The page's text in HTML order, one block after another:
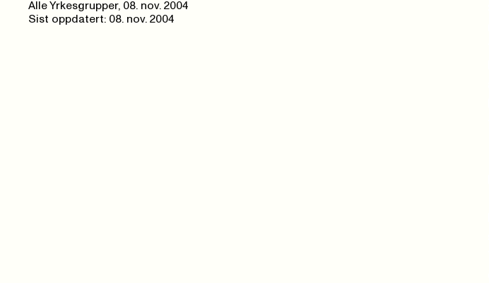
Alle Yrkesgrupper, 08. nov. 2004
Sist oppdatert: 08. nov. 2004